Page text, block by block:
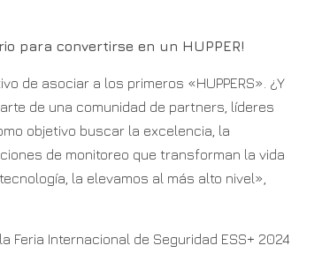
para convertirse en un HUPPER!
de asociar a los primeros «HUPPERS». ¿Y
de una comunidad de partners, líderes
objetivo buscar la excelencia, la
de monitoreo que transforman la vida
la elevamos al más alto nivel»,
Feria Internacional de Seguridad ESS+ 2024